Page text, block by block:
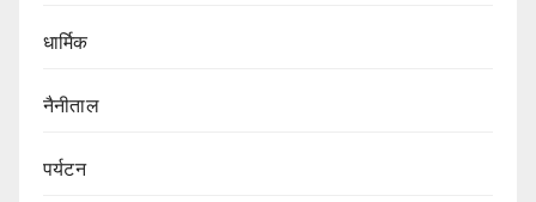
धार्मिक
नैनीताल
पर्यटन